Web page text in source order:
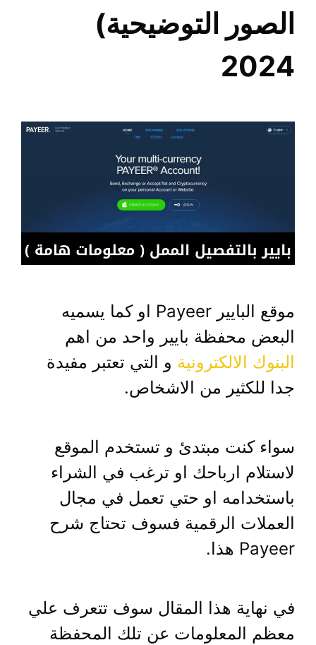
الصور التوضيحية)
2024
موقع البايير Payeer او كما يسميه
البعض محفظة بايير واحد من اهم
البنوك الالكترونيةو التي تعتبر مفيدة
جدا للكثير من الاشخاص.
سواء كنت مبتدئ و تستخدم الموقع
لاستلام ارباحك او ترغب في الشراء
باستخدامه او حتي تعمل في مجال
العملات الرقمية فسوف تحتاج شرح
Payeer هذا.
في نهاية هذا المقال سوف تتعرف علي
معظم المعلومات عن تلك المحفظة